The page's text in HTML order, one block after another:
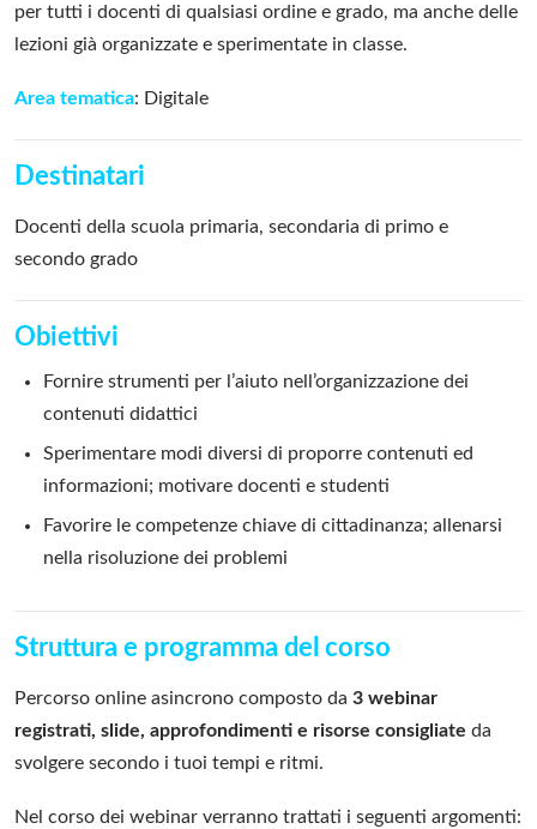
per tutti i docenti di qualsiasi ordine e grado, ma anche delle
lezioni già organizzate e sperimentate in classe.
Area tematica: Digitale
Destinatari
Docenti della scuola primaria, secondaria di primo e
secondo grado
Obiettivi
Fornire strumenti per l’aiuto nell’organizzazione dei
contenuti didattici
Sperimentare modi diversi di proporre contenuti ed
informazioni; motivare docenti e studenti
Favorire le competenze chiave di cittadinanza; allenarsi
nella risoluzione dei problemi
Struttura e programma del corso
Percorso online asincrono composto da 3 webinar
registrati, slide, approfondimenti e risorse consigliate da
svolgere secondo i tuoi tempi e ritmi.
Nel corso dei webinar verranno trattati i seguenti argomenti: